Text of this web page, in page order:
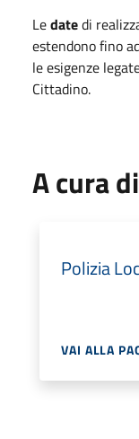
Ledatedi
estendono fino
le esigenze
Cittadino.
A cura di
Polizia
VAI ALLA